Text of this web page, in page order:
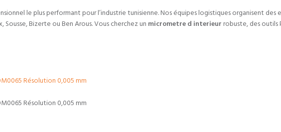
le plus performant pour l’industrie tunisienne. Nos équipes logistiques organisent
Bizerte ou Ben Arous. Vous cherchez un micrometre d interieurrobuste, des outils